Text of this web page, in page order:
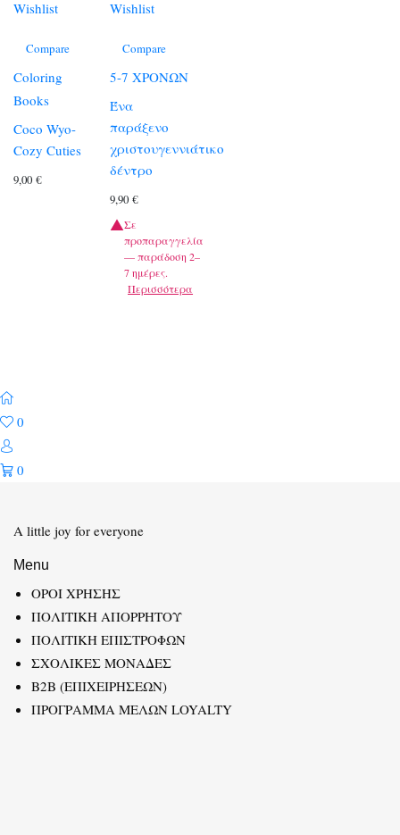
Wishlist
Compare
Coloring
Books
Coco Wyo-
Cozy Cuties
9,00 €
Wishlist
Compare
5-7 ΧΡΟΝΩΝ
Ένα
παράξενο
χριστουγεννιάτικο
δέντρο
9,90€
Σε
προπαραγγελία
— παράδοση 2–
7 ημέρες.
Περισσότερα
0
0
A little joy for everyone
Menu
ΟΡΟΙ ΧΡΗΣΗΣ
ΠΟΛΙΤΙΚΗ ΑΠΟΡΡΗΤΟΥ
ΠΟΛΙΤΙΚΗ ΕΠΙΣΤΡΟΦΩΝ
ΣΧΟΛΙΚΕΣ ΜΟΝΑΔΕΣ
B2B (ΕΠΙΧΕΙΡΗΣΕΩΝ)
ΠΡΟΓΡΑΜΜΑ ΜΕΛΩΝ LOYALTY